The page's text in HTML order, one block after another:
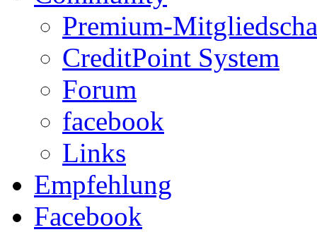
Premium-
CreditPoint System
Forum
facebook
Links
Empfehlung
Facebook